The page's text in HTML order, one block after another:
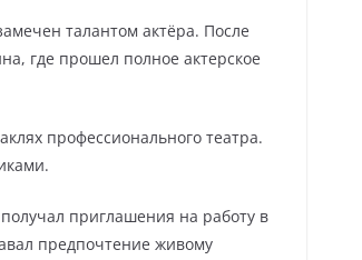
талантом актёра. После
где прошел полное актерское
профессионального театра.
приглашения на работу в
предпочтение живому